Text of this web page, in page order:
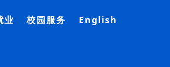
业 校园服务 English